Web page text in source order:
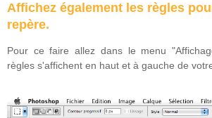
Affichez également les règles
repère.
Pour ce faire allez dans le menu
règles s'affichent en haut et à gauche de